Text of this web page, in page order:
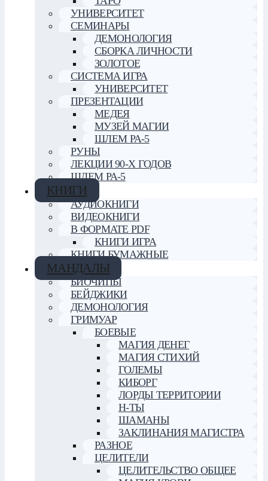
УНИВЕРСИТЕТ
СЕМИНАРЫ
ДЕМОНОЛОГИЯ
СБОРКА ЛИЧНОСТИ
ЗОЛОТОЕ
СИСТЕМА ИГРА
УНИВЕРСИТЕТ
ПРЕЗЕНТАЦИИ
МЕДЕЯ
МУЗЕЙ МАГИИ
ШЛЕМ РА-5
РУНЫ
ЛЕКЦИИ 90-Х ГОДОВ
ШЛЕМ РА-5
КНИГИ
АУДИОКНИГИ
ВИДЕОКНИГИ
В ФОРМАТЕ PDF
КНИГИ ИГРА
КНИГИ БУМАЖНЫЕ
МАНДАЛЫ
БИОЧИПЫ
БЕЙДЖИКИ
ДЕМОНОЛОГИЯ
ГРИМУАР
БОЕВЫЕ
МАГИЯ ДЕНЕГ
МАГИЯ СТИХИЙ
ГОЛЕМЫ
КИБОРГ
ЛОРДЫ ТЕРРИТОРИИ
Н-ТЫ
ШАМАНЫ
ЗАКЛИНАНИЯ МАГИСТРА
РАЗНОЕ
ЦЕЛИТЕЛИ
ЦЕЛИТЕЛЬСТВО ОБЩЕЕ